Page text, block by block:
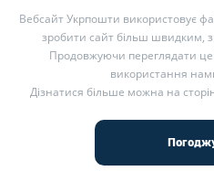
2002 — 2026 Укрпошта. Всі
Політика конфіденційності
Вебсайт Укрпошти використовує
зробити сайт більш швидким,
Продовжуючи переглядати
використання
Дізнатися більше можна на